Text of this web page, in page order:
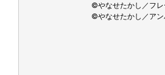
©やなせたかし／フレ
©やなせたかし／ア